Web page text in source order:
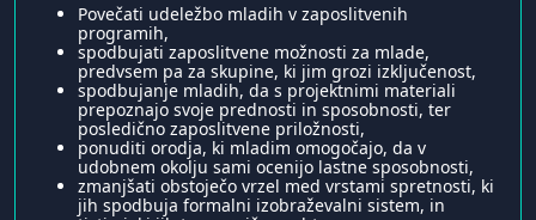
Povečati udeležbo mladih v zaposlitvenih
programih,
spodbujati zaposlitvene možnosti za mlade,
predvsem pa za skupine, ki jim grozi izključenost,
spodbujanje mladih, da s projektnimi materiali
prepoznajo svoje prednosti in sposobnosti, ter
posledično zaposlitvene priložnosti,
ponuditi orodja, ki mladim omogočajo, da v
udobnem okolju sami ocenijo lastne sposobnosti,
zmanjšati obstoječo vrzel med vrstami spretnosti, ki
jih spodbuja formalni izobraževalni sistem, in